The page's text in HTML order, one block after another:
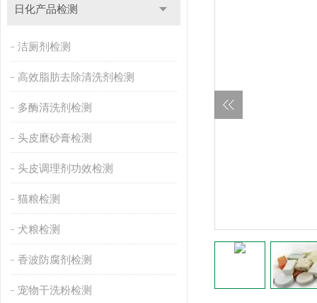
日化产品检测
洁厕剂检测
高效脂肪去除清洗剂检测
多酶清洗剂检测
头皮磨砂膏检测
头皮调理剂功效检测
猫粮检测
犬粮检测
香波防腐剂检测
宠物干洗粉检测